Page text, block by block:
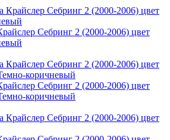
Себринг 2 (2000-2006) цвет
Себринг 2 (2000-2006) цвет
коричневый